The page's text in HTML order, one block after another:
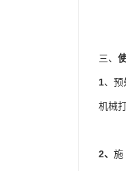
三、
1、预
机械
2、 施